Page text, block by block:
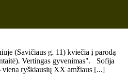
(Savičiaus g. 11) kviečia į parodą
Vertingas gyvenimas". Sofija
ryškiausių XX amžiaus [...]